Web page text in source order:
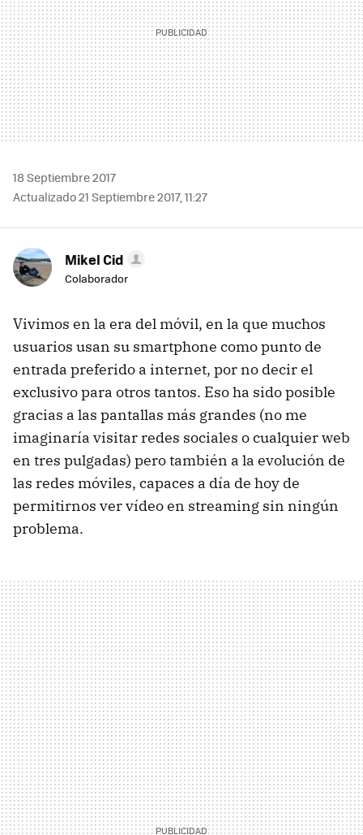
18 Septiembre 2017
Actualizado 21 Septiembre 2017, 11:27
Mikel Cid
Colaborador
Vivimos en la era del móvil, en la que muchos
usuarios usan su smartphone como punto de
entrada preferido a internet, por no decir el
exclusivo para otros tantos. Eso ha sido posible
gracias a las pantallas más grandes (no me
imaginaría visitar redes sociales o cualquier web
en tres pulgadas) pero también a la evolución de
las redes móviles, capaces a día de hoy de
permitirnos ver vídeo en streaming sin ningún
problema.